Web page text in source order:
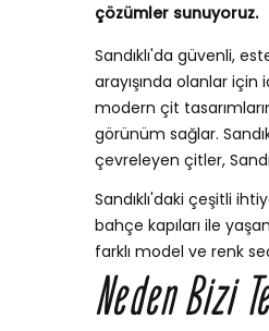
çözümler sunuyoruz.
Sandıklı'da güvenli,
arayışında olanlar
modern çit
görünüm sağlar.
çevreleyen çitler,
Sandıklı'daki çeşitli
bahçe kapıları ile
farklı model ve renk
Neden Bizi